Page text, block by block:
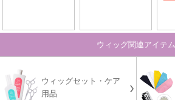
ウィッグ関連アイテム
ウィッグセット・ケア
用品